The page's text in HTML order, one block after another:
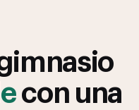
con una